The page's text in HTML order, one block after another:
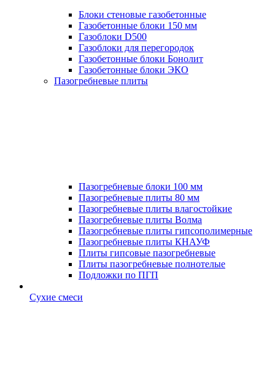
Блоки стеновые газобетонные
Газобетонные блоки 150 мм
Газоблоки D500
Газоблоки для перегородок
Газобетонные блоки Бонолит
Газобетонные блоки ЭКО
Пазогребневые плиты
Пазогребневые блоки 100 мм
Пазогребневые плиты 80 мм
Пазогребневые плиты влагостойкие
Пазогребневые плиты Волма
Пазогребневые плиты гипсополимерные
Пазогребневые плиты КНАУФ
Плиты гипсовые пазогребневые
Плиты пазогребневые полнотелые
Подложки по ПГП
Сухие смеси